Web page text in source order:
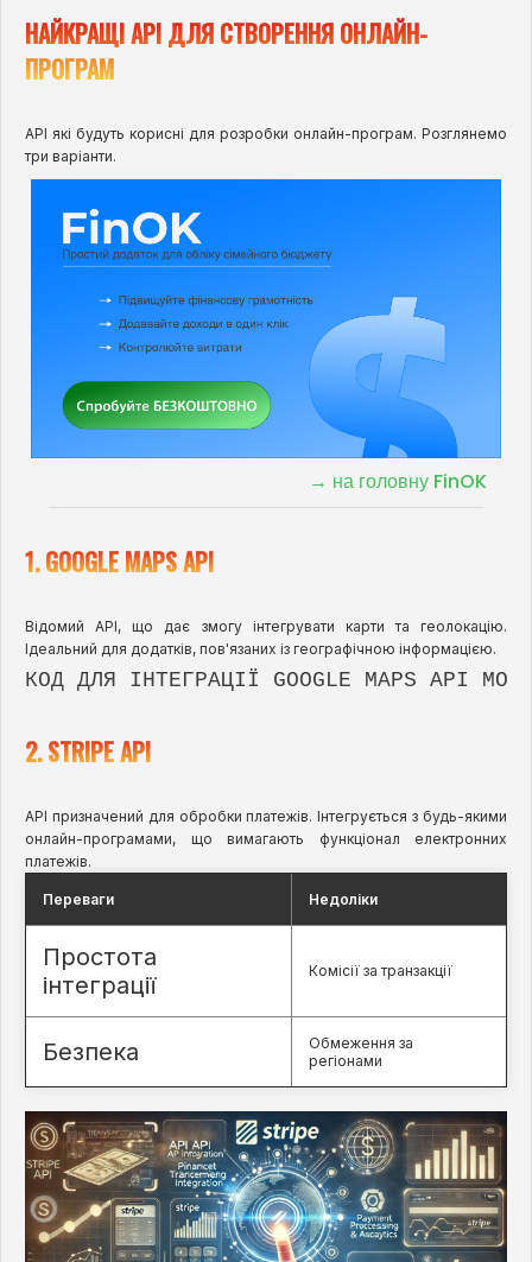
НАЙКРАЩІ API ДЛЯ СТВОРЕННЯ ОНЛАЙН-
ПРОГРАМ
API які будуть корисні для розробки онлайн-програм. Розглянемо
три варіанти.
→ на головну FinOK
1. GOOGLE MAPS API
Відомий API, що дає змогу інтегрувати карти та геолокацію.
Ідеальний для додатків, пов'язаних із географічною інформацією.
2. STRIPE API
API призначений для обробки платежів. Інтегрується з будь-якими
онлайн-програмами, що вимагають функціонал електронних
платежів.
Переваги Недоліки
Простота
інтеграції
Комісії за транзакції
Безпека
Обмеження за
регіонами